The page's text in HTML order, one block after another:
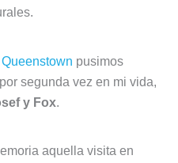
Queenstown pusimos
segunda vez en mi vida,
y Fox.
aquella visita en